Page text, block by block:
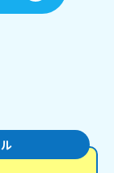
行くの
ださ